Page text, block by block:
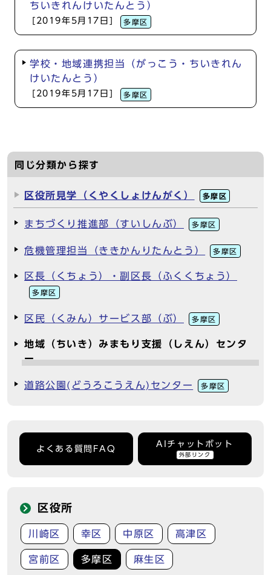
ちいきれんけいたんとう）
[2019年5月17日] 多摩区
学校・地域連携担当（がっこう・ちいきれん
けいたんとう）
[2019年5月17日] 多摩区
同じ分類から探す
区役所見学（くやくしょけんがく） 多摩区
まちづくり推進部（すいしんぶ） 多摩区
危機管理担当（ききかんりたんとう） 多摩区
区長（くちょう）・副区長（ふくくちょう）
多摩区
区民（くみん）サービス部（ぶ） 多摩区
地域（ちいき）みまもり支援（しえん）センタ
ー
道路公園(どうろこうえん)センター 多摩区
よくある質問FAQ
AIチャットボット
外部リンク
区役所
川崎区 幸区 中原区 高津区
宮前区 多摩区 麻生区